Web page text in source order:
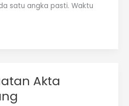
satu angka pasti. Waktu
Akta